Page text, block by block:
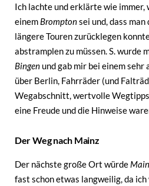
Ich lachte und erklärte wie immer,
einem Bromptonsei und, dass
längere Touren zurücklegen
abstramplen zu müssen. S. wurde
Bingen und gab mir bei einem sehr
über Berlin, Fahrräder (und
Wegabschnitt, wertvolle
eine Freude und die Hinweise
Der Weg nach Mainz
Der nächste große Ort würde
fast schon etwas langweilig, da